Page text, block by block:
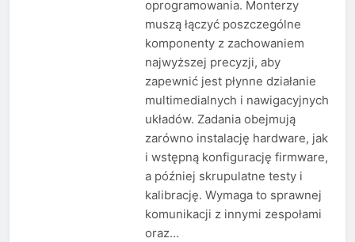
oprogramowania. Monterzy
muszą łączyć poszczególne
komponenty z zachowaniem
najwyższej precyzji, aby
zapewnić jest płynne działanie
multimedialnych i nawigacyjnych
układów. Zadania obejmują
zarówno instalację hardware, jak
i wstępną konfigurację firmware,
a później skrupulatne testy i
kalibrację. Wymaga to sprawnej
komunikacji z innymi zespołami
oraz…